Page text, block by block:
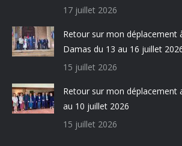
17 juillet 2026
Retour sur mon déplacement
Damas du 13 au 16 juillet
15 juillet 2026
Retour sur mon déplacement
au 10 juillet 2026
15 juillet 2026